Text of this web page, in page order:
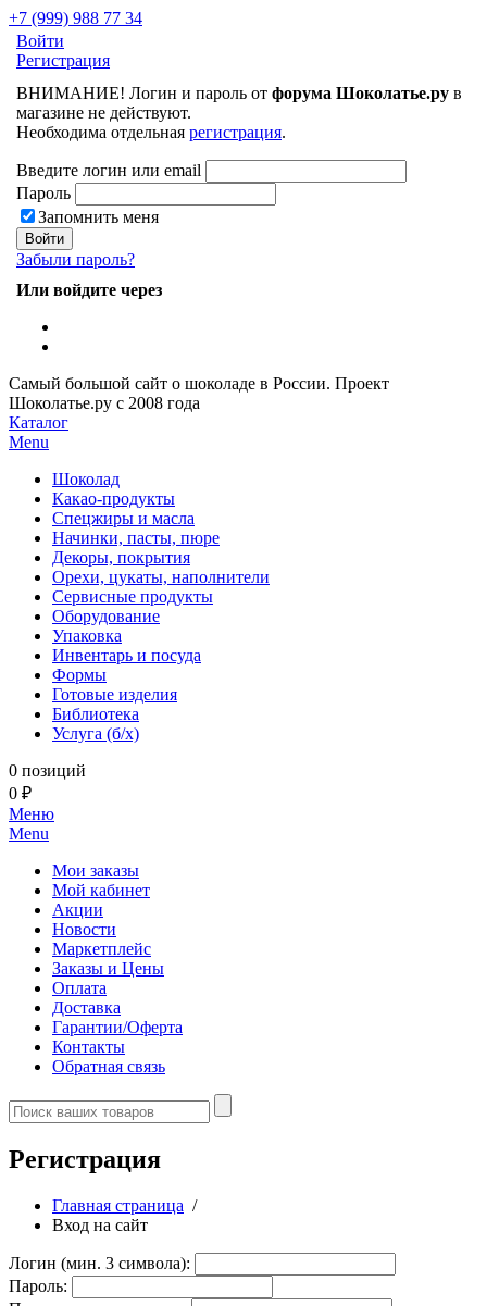
+7 (999) 988 77 34
Войти
Регистрация
ВНИМАНИЕ! Логин и пароль от форума Шоколатье.ру в
магазине не действуют.
Необходима отдельная регистрация.
Введите логин или email
Пароль
Запомнить меня
Забыли пароль?
Или войдите через
Самый большой сайт о шоколаде в России. Проект
Шоколатье.ру с 2008 года
Каталог
Menu
Шоколад
Какао-продукты
Спецжиры и масла
Начинки, пасты, пюре
Декоры, покрытия
Орехи, цукаты, наполнители
Сервисные продукты
Оборудование
Упаковка
Инвентарь и посуда
Формы
Готовые изделия
Библиотека
Услуга (б/х)
0 позиций
0 ₽
Меню
Menu
Мои заказы
Мой кабинет
Акции
Новости
Маркетплейс
Заказы и Цены
Оплата
Доставка
Гарантии/Оферта
Контакты
Обратная связь
Регистрация
Главная страница /
Вход на сайт
Логин (мин. 3 символа):
Пароль: